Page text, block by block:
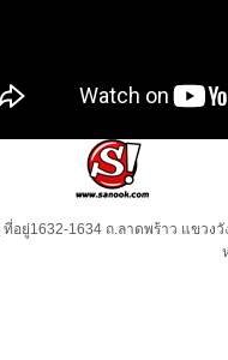
ที่อยู่1632-1634 ถ.ลาดพร้าว แขวง